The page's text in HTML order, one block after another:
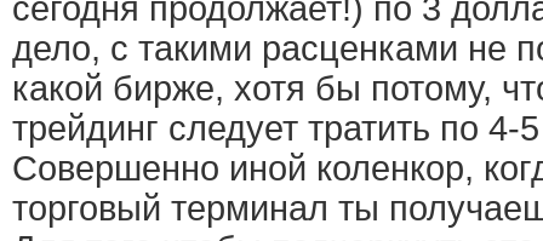
сегодня продолжает!) по 3
дело, с такими расценками не
какой бирже, хотя бы потому,
трейдинг следует тратить по
Совершенно иной коленкор,
торговый терминал ты